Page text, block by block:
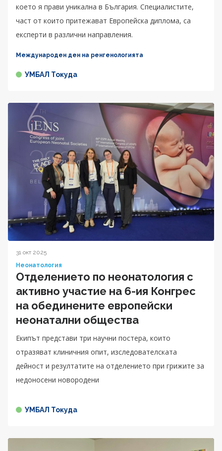
което я прави уникална в България. Специалистите,
част от които притежават Европейска диплома, са
експерти в различни направления.
Международен ден на ренгенологията
УМБАЛ Токуда
31 окт 2025
Неонатология
Отделението по неонатология с
активно участие на 6-ия Конгрес
на обединените европейски
неонатални общества
Екипът представи три научни постера, които
отразяват клиничния опит, изследователската
дейност и резултатите на отделението при грижите за
недоносени новородени
УМБАЛ Токуда